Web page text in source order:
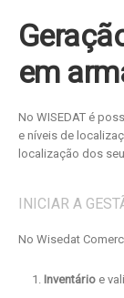
em
No WISEDAT é
e níveis de
localização dos
INICIAR A
No Wisedat
Inventárioe